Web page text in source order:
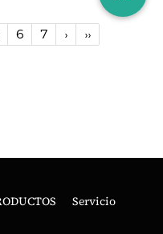
6 7 › ››
Servicio